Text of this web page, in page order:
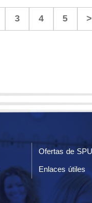
3 4 5
Ofertas de SPU
Enlaces útiles